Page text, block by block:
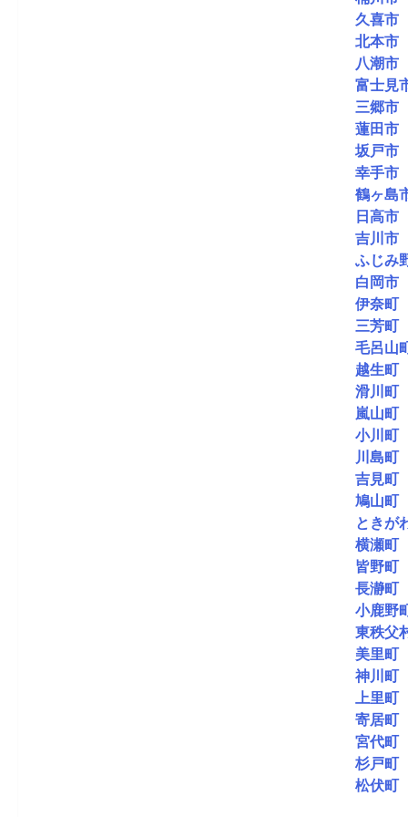
久喜市
北本市
八潮市
富士見
三郷市
蓮田市
坂戸市
幸手市
鶴ヶ島
日高市
吉川市
ふじみ
白岡市
伊奈町
三芳町
毛呂山
越生町
滑川町
嵐山町
小川町
川島町
吉見町
鳩山町
ときが
横瀬町
皆野町
長瀞町
小鹿野
東秩父
美里町
神川町
上里町
寄居町
宮代町
杉戸町
松伏町